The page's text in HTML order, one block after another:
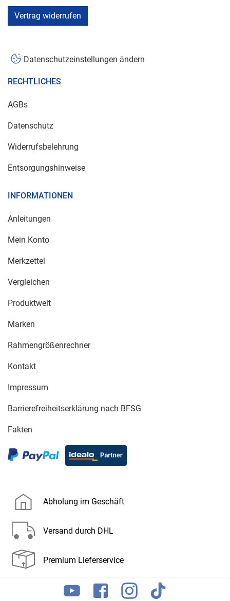
Vertrag widerrufen
Datenschutzeinstellungen ändern
RECHTLICHES
AGBs
Datenschutz
Widerrufsbelehrung
Entsorgungshinweise
INFORMATIONEN
Anleitungen
Mein Konto
Merkzettel
Vergleichen
Produktwelt
Marken
Rahmengrößenrechner
Kontakt
Impressum
Barrierefreiheitserklärung nach BFSG
Fakten
Abholung im Geschäft
Versand durch DHL
Premium Lieferservice